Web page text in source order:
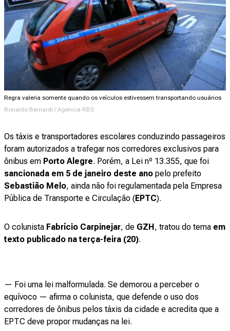
Regra valeria somente quando os veículos estivessem transportando usuários
Ronaldo Bernardi / Agencia RBS
Os táxis e transportadores escolares conduzindo passageiros
foram autorizados a trafegar nos corredores exclusivos para
ônibus em Porto Alegre. Porém, a Lei nº 13.355, que foi
sancionada em 5 de janeiro deste ano pelo prefeito
Sebastião Melo, ainda não foi regulamentada pela Empresa
Pública de Transporte e Circulação (EPTC).
O colunista Fabrício Carpinejar, de GZH, tratou do tema em
texto publicado na terça-feira (20).
— Foi uma lei malformulada. Se demorou a perceber o
equívoco — afirma o colunista, que defende o uso dos
corredores de ônibus pelos táxis da cidade e acredita que a
EPTC deve propor mudanças na lei.